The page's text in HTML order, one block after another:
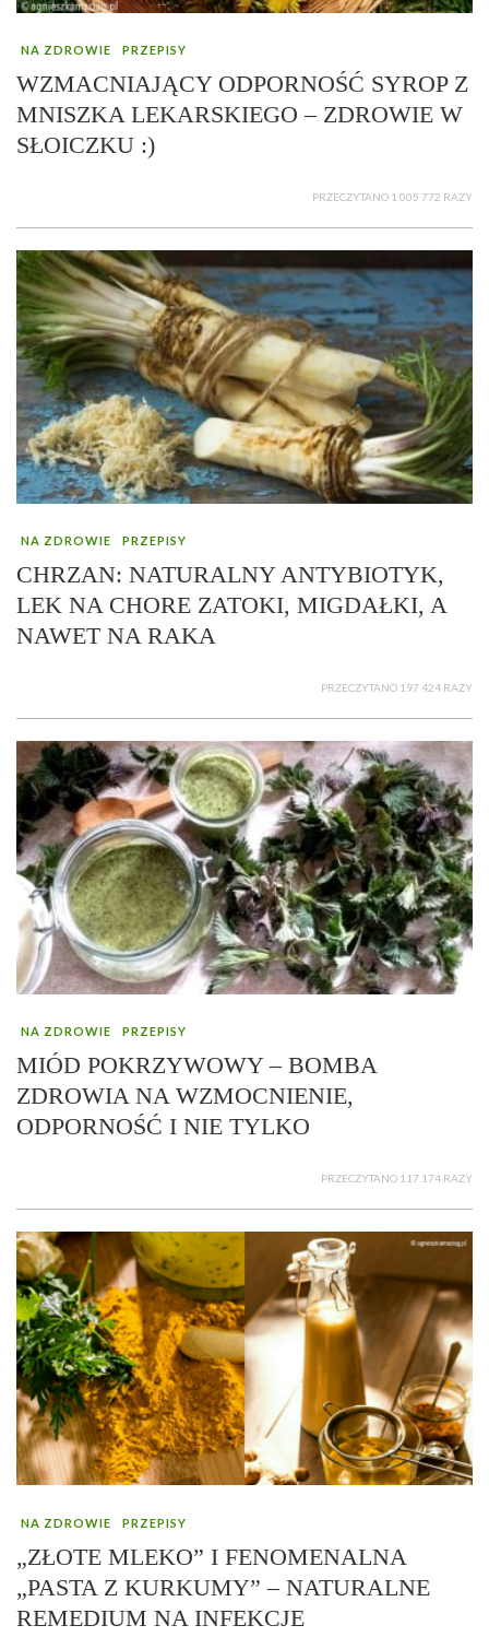
NA ZDROWIE PRZEPISY
WZMACNIAJĄCY ODPORNOŚĆ SYROP Z
MNISZKA LEKARSKIEGO – ZDROWIE W
SŁOICZKU :)
PRZECZYTANO 1 005 772 RAZY
NA ZDROWIE PRZEPISY
CHRZAN: NATURALNY ANTYBIOTYK,
LEK NA CHORE ZATOKI, MIGDAŁKI, A
NAWET NA RAKA
PRZECZYTANO 197 424 RAZY
NA ZDROWIE PRZEPISY
MIÓD POKRZYWOWY – BOMBA
ZDROWIA NA WZMOCNIENIE,
ODPORNOŚĆ I NIE TYLKO
PRZECZYTANO 117 174 RAZY
NA ZDROWIE PRZEPISY
„ZŁOTE MLEKO” I FENOMENALNA
„PASTA Z KURKUMY” – NATURALNE
REMEDIUM NA INFEKCJE